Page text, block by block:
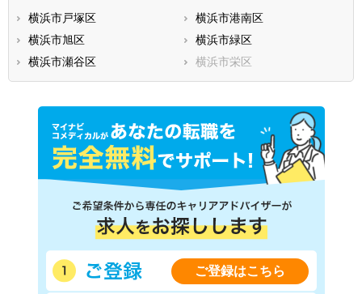
横浜市戸塚区
横浜市港南区
横浜市旭区
横浜市緑区
横浜市瀬谷区
横浜市栄区
ご登録はこちら